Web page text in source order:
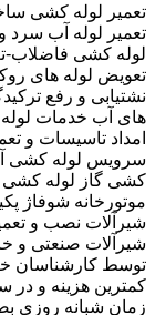
تعمیر لوله کشی
تعمیر لوله آب سرد
لوله کشی فاضلاب-
تعویض لوله های
نشتیابی و رفع
های آب خدمات
امداد تاسیسات و
سرویس لوله کشی
کشی گاز لوله کشی
موتورخانه شوفاژ
شیرآلات نصب و
شیرآلات صنعتی و
توسط کارشناسان
کمترین هزینه و در